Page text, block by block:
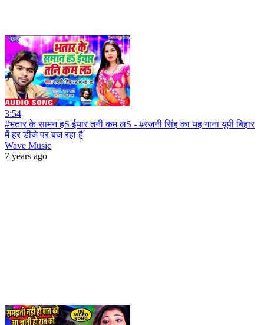
3:54
#भतार के सामन हS ईयार तनी कम लS - #रजनी सिंह का यह गाना यूपी बिहार
में हर डीजे पर बज रहा है
Wave Music
7 years ago